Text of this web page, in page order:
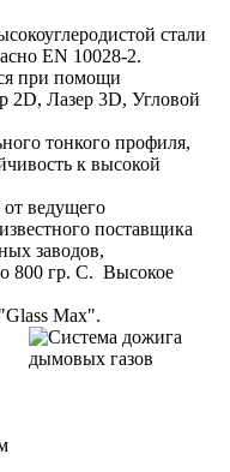
стали
EN 10028-2.
при помощи
2D, Лазер 3D, Угловой
тонкого профиля,
к высокой
от ведущего
поставщика
заводов,
800 гр. С. Высокое
Max".